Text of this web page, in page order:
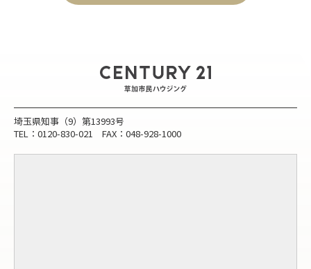
埼玉県知事（9）第13993号
TEL：0120-830-021 FAX：048-928-1000